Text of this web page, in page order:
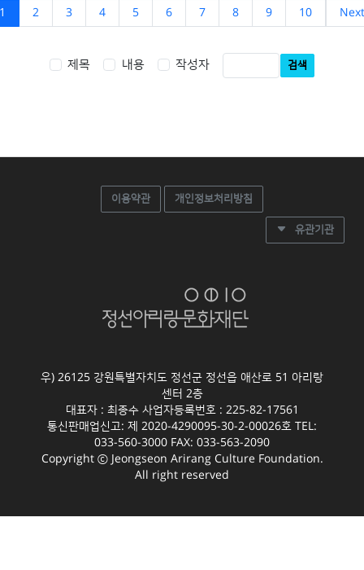
1 2 3 4 5 6 7 8 9 10 Next
제목 내용 작성자 검색
이용약관 개인정보처리방침
유관기관
우) 26125 강원특별자치도 정선군 정선읍 애산로 51 아리랑
센터 2층
대표자 : 최종수 사업자등록번호 : 225-82-17561
통신판매업신고: 제 2020-4290095-30-2-00026호 TEL:
033-560-3000 FAX: 033-563-2090
Copyright ⓒ Jeongseon Arirang Culture Foundation.
All right reserved